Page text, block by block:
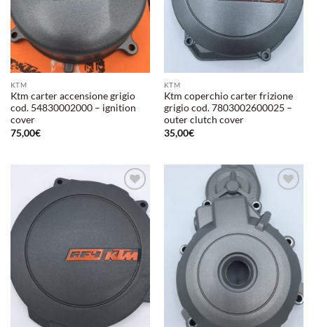
KTM
Ktm carter accensione grigio
cod. 54830002000 – ignition
cover
75,00€
KTM
Ktm coperchio carter frizione
grigio cod. 7803002600025 –
outer clutch cover
35,00€
Aggiungi
alla lista
dei
desideri
alla lista
desideri